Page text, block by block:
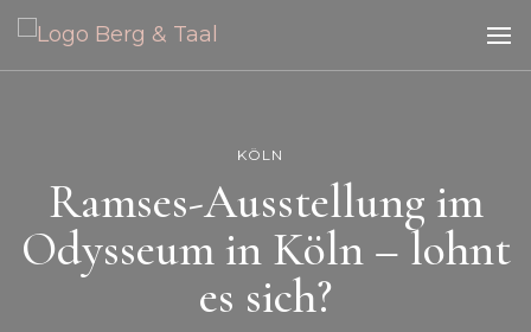
Taal –
Reisen
und
Ausflüge
Blog zum Thema Reisen, Citytrips und Ausflüge
KÖLN
Ramses-Ausstellung im
Odysseum in Köln – lohnt
es sich?